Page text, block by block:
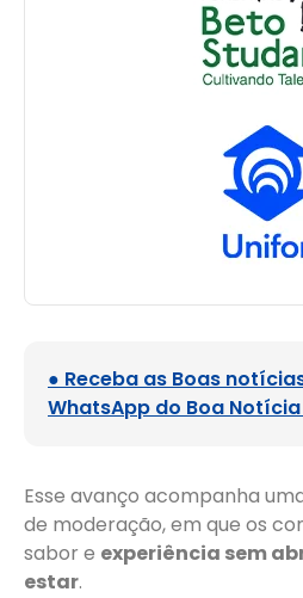
● Receba as Boas
WhatsApp do Boa
Esse avanço acompanha
de moderação, em que os
sabor e experiência sem
estar.